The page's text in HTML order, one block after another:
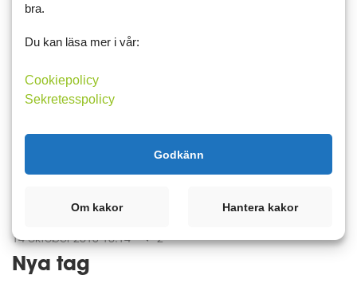
i ropet nu är att jaga "hälsohetsare" (och till den gruppen räknas
eller gymmar). I stort sett alla som tänker p...
14 oktober 2013 10:14 2
Nya tag
bra.
Du kan läsa mer i vår:
Cookiepolicy
Sekretesspolicy
Godkänn
Om kakor Hantera kakor